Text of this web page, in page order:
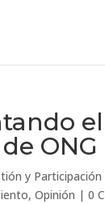
el
ONG
y Participación
, Opinión | 0